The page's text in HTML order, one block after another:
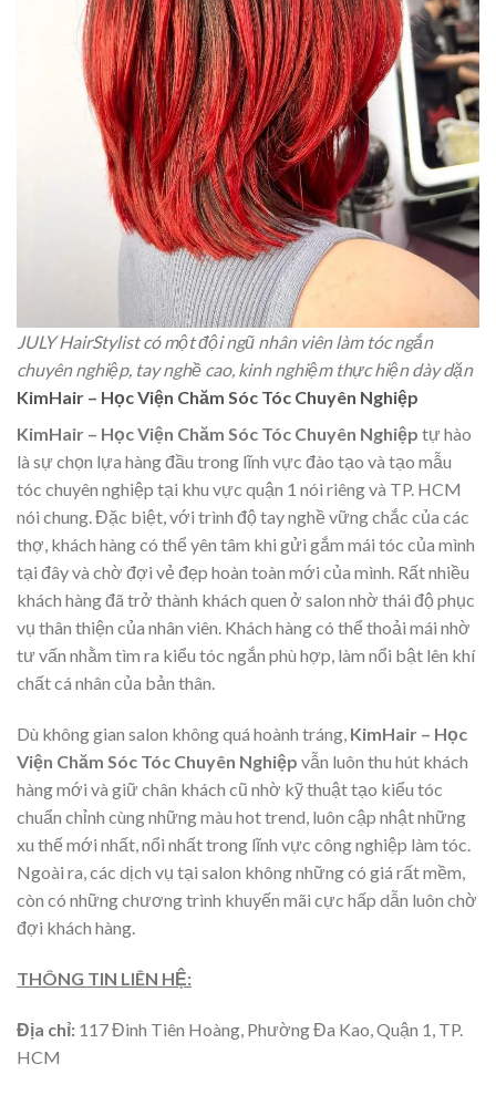
JULY HairStylist có một đội ngũ nhân viên làm tóc ngắn
chuyên nghiệp, tay nghề cao, kinh nghiệm thực hiện dày dặn
KimHair – Học Viện Chăm Sóc Tóc Chuyên Nghiệp
KimHair – Học Viện Chăm Sóc Tóc Chuyên Nghiệp tự hào
là sự chọn lựa hàng đầu trong lĩnh vực đào tạo và tạo mẫu
tóc chuyên nghiệp tại khu vực quận 1 nói riêng và TP. HCM
nói chung. Đặc biệt, với trình độ tay nghề vững chắc của các
thợ, khách hàng có thể yên tâm khi gửi gắm mái tóc của mình
tại đây và chờ đợi vẻ đẹp hoàn toàn mới của mình. Rất nhiều
khách hàng đã trở thành khách quen ở salon nhờ thái độ phục
vụ thân thiện của nhân viên. Khách hàng có thể thoải mái nhờ
tư vấn nhằm tìm ra kiểu tóc ngắn phù hợp, làm nổi bật lên khí
chất cá nhân của bản thân.
Dù không gian salon không quá hoành tráng, KimHair – Học
Viện Chăm Sóc Tóc Chuyên Nghiệp vẫn luôn thu hút khách
hàng mới và giữ chân khách cũ nhờ kỹ thuật tạo kiểu tóc
chuẩn chỉnh cùng những màu hot trend, luôn cập nhật những
xu thế mới nhất, nổi nhất trong lĩnh vực công nghiệp làm tóc.
Ngoài ra, các dịch vụ tại salon không những có giá rất mềm,
còn có những chương trình khuyến mãi cực hấp dẫn luôn chờ
đợi khách hàng.
THÔNG TIN LIÊN HỆ:
Địa chỉ: 117 Đinh Tiên Hoàng, Phường Đa Kao, Quận 1, TP.
HCM